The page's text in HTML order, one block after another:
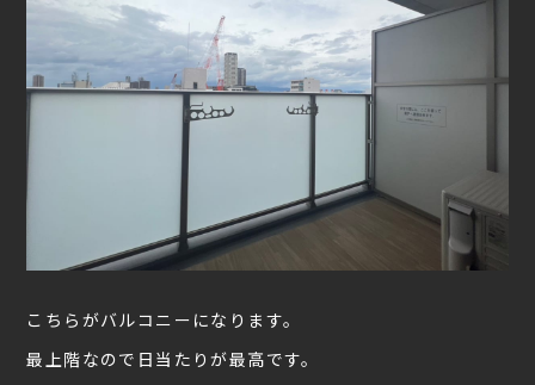
こちらがバルコニーになります。
最上階なので日当たりが最高です。